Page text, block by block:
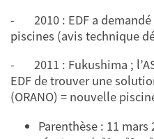
- 2010 : EDF a demandé
piscines (avis technique
- 2011 : Fukushima ;
EDF de trouver une
(ORANO) = nouvelle
Parenthèse : 11